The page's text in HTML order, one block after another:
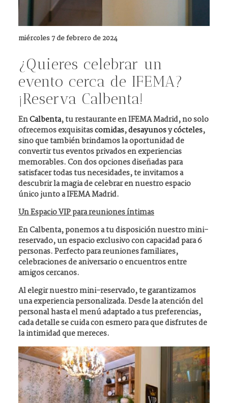
miércoles 7 de febrero de 2024
¿Quieres celebrar un
evento cerca de IFEMA?
¡Reserva Calbenta!
EnCalbenta, tu restaurante enIFEMAMadrid, no solo
ofrecemos exquisitascomidas,desayunosycócteles,
sino que también brindamos la oportunidad de
convertir tus eventos privados en experiencias
memorables. Con dos opciones diseñadas para
satisfacer todas tus necesidades, te invitamos a
descubrir la magia de celebrar en nuestro espacio
único junto a IFEMA Madrid.
Un Espacio VIP para reuniones íntimas
En Calbenta, ponemos a tu disposición nuestromini-
reservado, un espacio exclusivo con capacidad para 6
personas. Perfecto para reuniones familiares,
celebraciones de aniversario o encuentros entre
amigos cercanos.
Al elegir nuestro mini-reservado, te garantizamos
unaexperiencia personalizada.Desde la atención del
personal hasta el menú adaptado a tus preferencias,
cada detalle se cuida con esmero para que disfrutes de
la intimidad que mereces.